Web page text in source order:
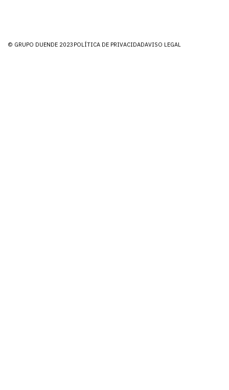
© GRUPO DUENDE 2023 POLÍTICA DE PRIVACIDADAVISO LEGAL